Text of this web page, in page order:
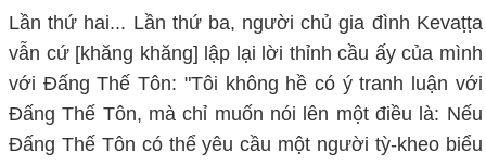
Lần thứ hai... Lần thứ ba, người chủ gia đình Kevaṭṭa
vẫn cứ [khăng khăng] lập lại lời thỉnh cầu ấy của mình
với Đấng Thế Tôn: "Tôi không hề có ý tranh luận với
Đấng Thế Tôn, mà chỉ muốn nói lên một điều là: Nếu
Đấng Thế Tôn có thể yêu cầu một người tỳ-kheo biểu